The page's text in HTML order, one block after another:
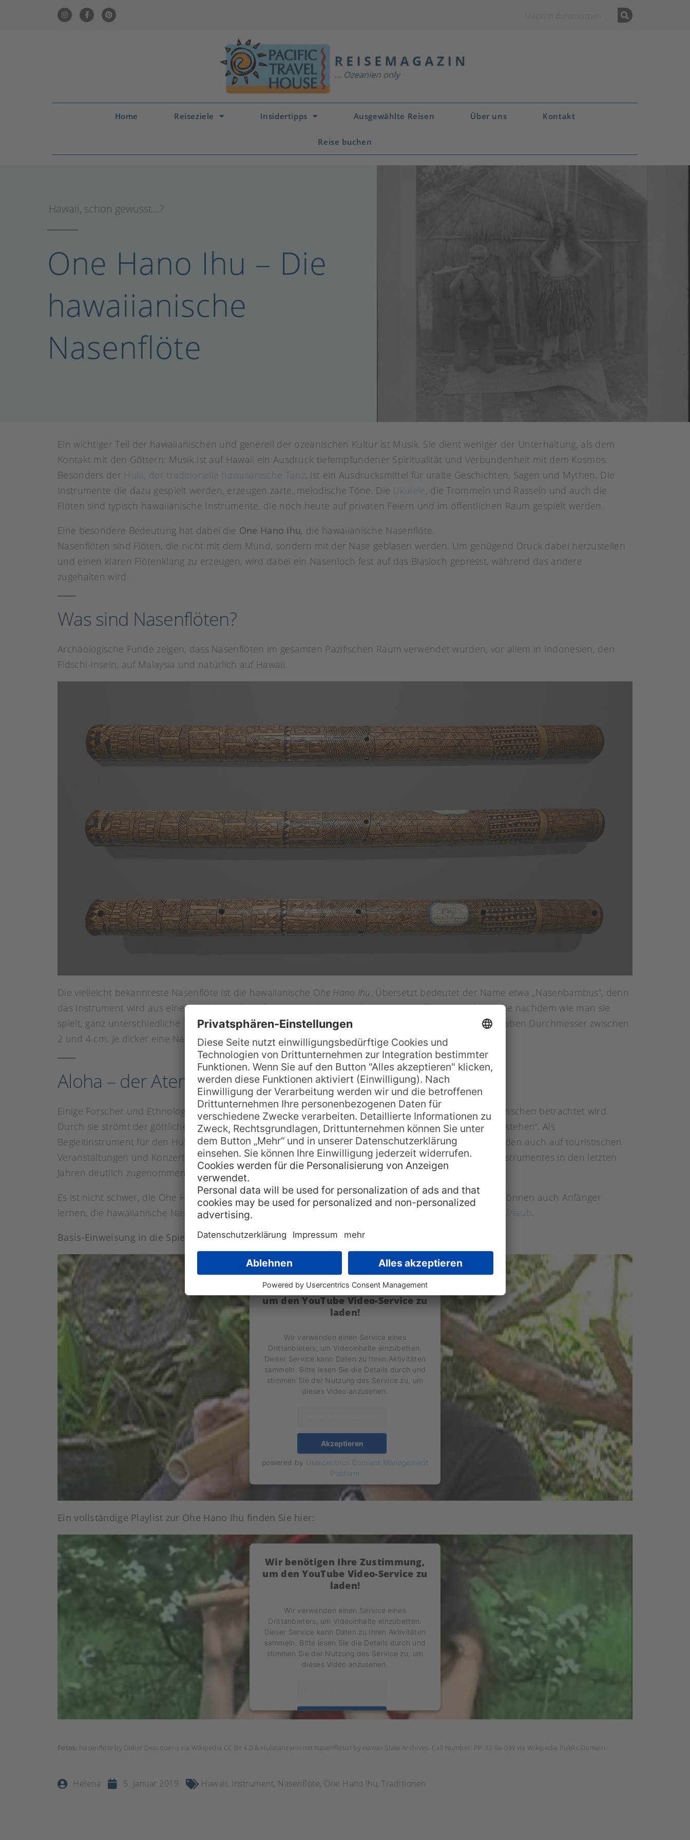
Home Reiseziele Insidertipps Ausgewählte Reisen Über uns Kontakt
Reise buchen
Hawaii, schon gewusst...?
One Hano Ihu – Die
hawaiianische
Nasenflöte
Ein wichtiger Teil der hawaiianischen und generell der ozeanischen Kultur ist Musik. Sie dient weniger der Unterhaltung, als dem
Kontakt mit den Göttern: Musik ist auf Hawaii ein Ausdruck tiefempfundener Spiritualität und Verbundenheit mit dem Kosmos.
Besonders der Hula, der traditionelle hawaiianische Tanz, ist ein Ausdrucksmittel für uralte Geschichten, Sagen und Mythen. Die
Instrumente die dazu gespielt werden, erzeugen zarte, melodische Töne. Die Ukulele, die Trommeln und Rasseln und auch die
Flöten sind typisch hawaiianische Instrumente, die noch heute auf privaten Feiern und im öffentlichen Raum gespielt werden.
Eine besondere Bedeutung hat dabei die One Hano Ihu, die hawaiianische Nasenflöte.
Nasenflöten sind Flöten, die nicht mit dem Mund, sondern mit der Nase geblasen werden. Um genügend Druck dabei herzustellen
und einen klaren Flötenklang zu erzeugen, wird dabei ein Nasenloch fest auf das Blasloch gepresst, während das andere
zugehalten wird.
Was sind Nasenflöten?
Archäologische Funde zeigen, dass Nasenflöten im gesamten Pazifischen Raum verwendet wurden, vor allem in Indonesien, den
Fidschi-Inseln, auf Malaysia und natürlich auf Hawaii.
Die vielleicht bekannteste Nasenflöte ist die hawaiianische Ohe Hano Ihu. Übersetzt bedeutet der Name etwa „Nasenbambus“, denn
das Instrument wird aus einem Bambusrohr gefertigt. Die Ohe Hano Ihu hat vier Grifflöcher und kann, je nachdem wie man sie
spielt, ganz unterschiedliche Töne hervorbringen. Die meisten Nasenflöten sind etwa 30 cm lang und haben Durchmesser zwischen
2 und 4 cm. Je dicker eine Nasenflöte ist, umso tiefer der Klang.
Aloha – der Atem Gottes
Einige Forscher und Ethnologen glauben, dass die Ohe Hano Ihu als Mittler zwischen Gott und den Menschen betrachtet wird.
Durch sie strömt der göttliche Atem, denn Aloha bedeutet sinngemäß „Im Angesicht des Atems Gottes stehen“. Als
Begleitinstrument für den Hula hat die Ohe Hano Ihu also eine gewisse religiöse Bedeutung. Heute werden auch auf touristischen
Veranstaltungen und Konzerten Nasenflöten gespielt, sodass die Popularität und Bekanntheit dieses Instrumentes in den letzten
Jahren deutlich zugenommen hat.
Es ist nicht schwer, die Ohe Hano Ihu zu spielen und braucht nur ein wenig Übung. Mit diesen Videos können auch Anfänger
lernen, die hawaiianische Nasenflöte richtig zu spielen. Ein tolles Mitbringsel übrigens aus dem
Hawaii Urlaub.
Basis-Einweisung in die Spielweise:
Wir benötigen Ihre Zustimmung,
um den YouTube Video-Service zu
laden!
Wir verwenden einen Service eines
Drittanbieters, um Videoinhalte einzubetten.
Dieser Service kann Daten zu Ihren Aktivitäten
sammeln. Bitte lesen Sie die Details durch und
stimmen Sie der Nutzung des Service zu, um
dieses Video anzusehen.
Akzeptieren
powered by Usercentrics Consent Management
Platform
Ein vollständige Playlist zur Ohe Hano Ihu finden Sie hier:
Wir benötigen Ihre Zustimmung,
um den YouTube Video-Service zu
laden!
Wir verwenden einen Service eines
Drittanbieters, um Videoinhalte einzubetten.
Dieser Service kann Daten zu Ihren Aktivitäten
sammeln. Bitte lesen Sie die Details durch und
stimmen Sie der Nutzung des Service zu, um
dieses Video anzusehen.
Platform
Fotos: Nasenflöte by Didier Descouens via Wikipedia CC BY 4.0 & Hulatänzerin mit Nasenflötist by Hawaii State Archives. Call Number: PP-32-9a-039 via Wikipedia Public Domain
Helena 5. Januar 2019 Hawaii, Instrument, Nasenflöte, One Hano Ihu, Traditionen